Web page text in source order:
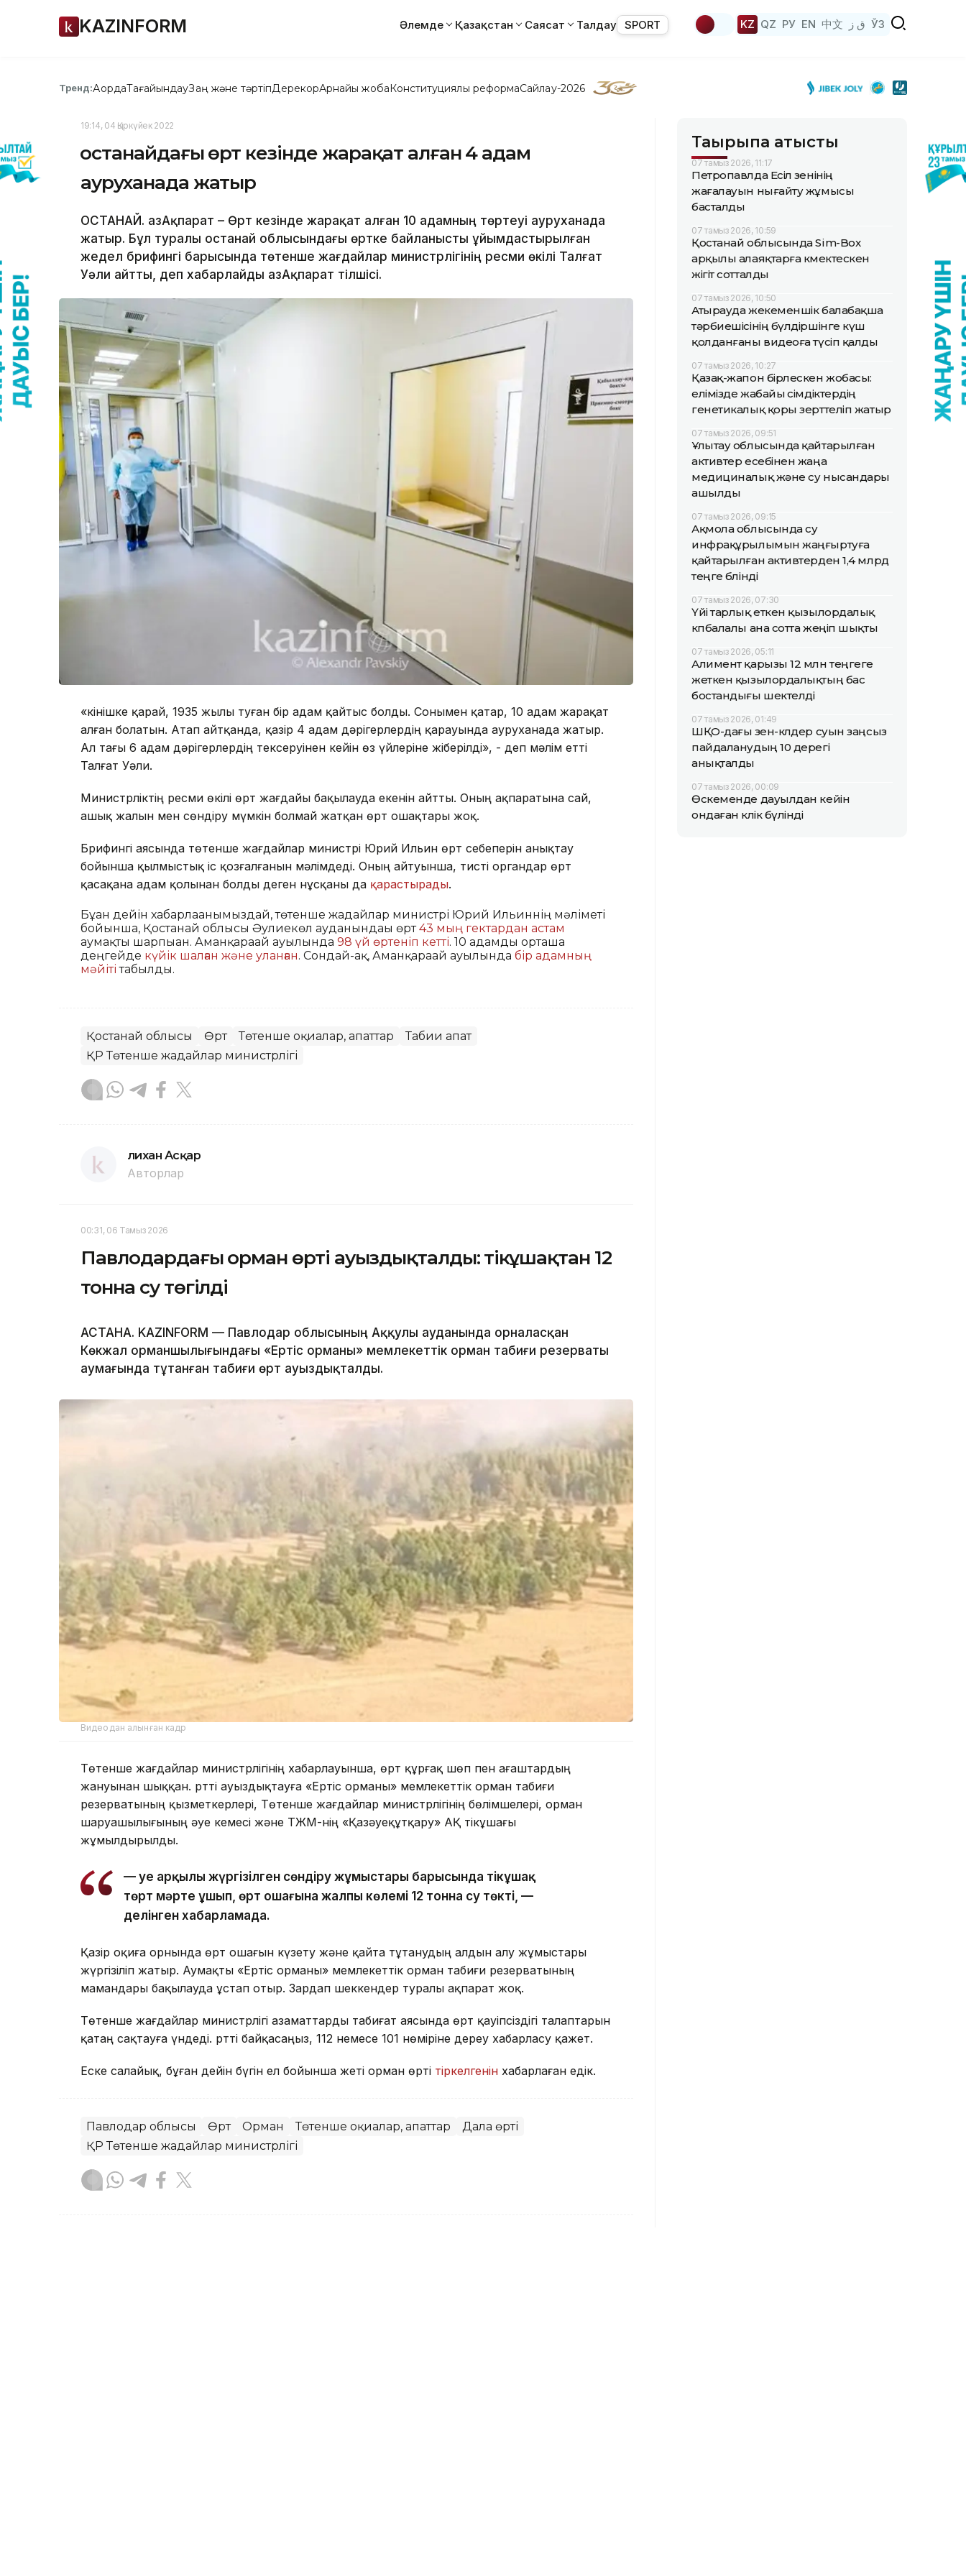
KAZINFORM Әлемде Қазақстан Саясат Талдау SPORT KZ QZ РУ EN 中文 ق ز ЎЗ
Тренд:АқордаТағайындауЗаң және тәртіпДерекқорАрнайы жобаКонституциялық реформаСайлау-2026
19:14, 04 Қыркүйек 2022
Қостанайдағы өрт кезінде жарақат алған 4 адам
ауруханада жатыр
ҚОСТАНАЙ. ҚазАқпарат – Өрт кезінде жарақат алған 10 адамның төртеуі ауруханада
жатыр. Бұл туралы Қостанай облысындағы өртке байланысты ұйымдастырылған
жедел брифингі барысында төтенше жағдайлар министрлігінің ресми өкілі Талғат
Уәли айтты, деп хабарлайды ҚазАқпарат тілшісі.
«Өкінішке қарай, 1935 жылы туған бір адам қайтыс болды. Сонымен қатар, 10 адам жарақат
алған болатын. Атап айтқанда, қазір 4 адам дәрігерлердің қарауында ауруханада жатыр.
Ал тағы 6 адам дәрігерлердің тексеруінен кейін өз үйлеріне жіберілді», - деп мәлім етті
Талғат Уәли.
Министрліктің ресми өкілі өрт жағдайы бақылауда екенін айтты. Оның ақпаратына сай,
ашық жалын мен сөндіру мүмкін болмай жатқан өрт ошақтары жоқ.
Брифингі аясында төтенше жағдайлар министрі Юрий Ильин өрт себеперін анықтау
бойынша қылмыстық іс қозғалғанын мәлімдеді. Оның айтуынша, тисті органдар өрт
қасақана адам қолынан болды деген нұсқаны да қарастырады.
Бұған дейін хабарлағанымыздай, төтенше жағдайлар министрі Юрий Ильиннің мәліметі
бойынша, Қостанай облысы Әулиекөл ауданындағы өрт43 мың гектардан астам
аумақты шарпыған. Аманқарағай ауылында 98 үй өртеніп кетті. 10 адамды орташа
деңгейде күйік шалған және уланған. Сондай-ақ, Аманқарағай ауылында бір адамның
мәйіті табылды.
Қостанай облысы Өрт Төтенше оқиғалар, апаттар
Табиғи апат
ҚР Төтенше жағдайлар министрлігі
Әлихан Асқар
Авторлар
00:31, 06 Тамыз 2026
Павлодардағы орман өрті ауыздықталды: тікұшақтан 12
тонна су төгілді
АСТАНА. KAZINFORM — Павлодар облысының Аққулы ауданында орналасқан
Көкжал орманшылығындағы «Ертіс орманы» мемлекеттік орман табиғи резерваты
аумағында тұтанған табиғи өрт ауыздықталды.
Видеодан алынған кадр
Төтенше жағдайлар министрлігінің хабарлауынша, өрт құрғақ шөп пен ағаштардың
жануынан шыққан. Өртті ауыздықтауға «Ертіс орманы» мемлекеттік орман табиғи
резерватының қызметкерлері, Төтенше жағдайлар министрлігінің бөлімшелері, орман
шаруашылығының әуе кемесі және ТЖМ-нің «Қазәуеқұтқару» АҚ тікұшағы
жұмылдырылды.
— Әуе арқылы жүргізілген сөндіру жұмыстары барысында тікұшақ
төрт мәрте ұшып, өрт ошағына жалпы көлемі 12 тонна су төкті, —
делінген хабарламада.
Қазір оқиға орнында өрт ошағын күзету және қайта тұтанудың алдын алу жұмыстары
жүргізіліп жатыр. Аумақты «Ертіс орманы» мемлекеттік орман табиғи резерватының
мамандары бақылауда ұстап отыр. Зардап шеккендер туралы ақпарат жоқ.
Төтенше жағдайлар министрлігі азаматтарды табиғат аясында өрт қауіпсіздігі талаптарын
қатаң сақтауға үндеді. Өртті байқасаңыз, 112 немесе 101 нөміріне дереу хабарласу қажет.
Еске салайық, бұған дейін бүгін ел бойынша жеті орман өрті тіркелгенін хабарлаған едік.
Павлодар облысы Өрт Орман Төтенше оқиғалар, апаттар
Дала өрті
ҚР Төтенше жағдайлар министрлігі
Тақырыпқа қатысты
07 тамыз 2026, 11:17
Петропавлда Есіл өзенінің
жағалауын нығайту жұмысы
басталды
07 тамыз 2026, 10:59
Қостанай облысында Sim-Box
арқылы алаяқтарға көмектескен
жігіт сотталды
07 тамыз 2026, 10:50
Атырауда жекеменшік балабақша
тәрбиешісінің бүлдіршінге күш
қолданғаны видеоға түсіп қалды
07 тамыз 2026, 10:27
Қазақ-жапон бірлескен жобасы:
елімізде жабайы өсімдіктердің
генетикалық қоры зерттеліп жатыр
07 тамыз 2026, 09:51
Ұлытау облысында қайтарылған
активтер есебінен жаңа
медициналық және су нысандары
ашылды
07 тамыз 2026, 09:15
Ақмола облысында су
инфрақұрылымын жаңғыртуға
қайтарылған активтерден 1,4 млрд
теңге бөлінді
07 тамыз 2026, 07:30
Үйі тарлық еткен қызылордалық
көпбалалы ана сотта жеңіп шықты
07 тамыз 2026, 05:11
Алимент қарызы 12 млн теңгеге
жеткен қызылордалықтың бас
бостандығы шектелді
07 тамыз 2026, 01:49
ШҚО-дағы өзен-көлдер суын заңсыз
пайдаланудың 10 дерегі
анықталды
07 тамыз 2026, 00:09
Өскеменде дауылдан кейін
ондаған көлік бүлінді